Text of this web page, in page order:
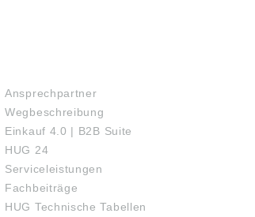
Ansprechpartner
Wegbeschreibung
Einkauf 4.0 | B2B Suite
HUG 24
Serviceleistungen
Fachbeiträge
HUG Technische Tabellen